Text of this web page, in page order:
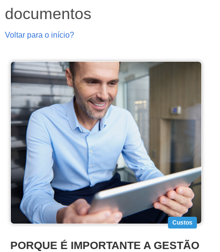
documentos
Voltar para o início?
Custos
PORQUE É IMPORTANTE A GESTÃO